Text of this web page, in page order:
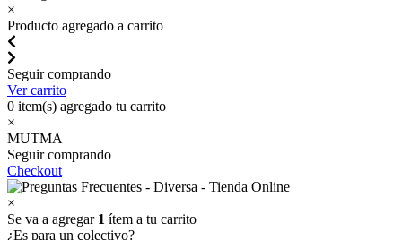
×
Producto agregado a carrito
Seguir comprando
Ver carrito
0 item(s) agregado tu carrito
×
MUTMA
Seguir comprando
Checkout
×
Se va a agregar 1 ítem a tu carrito
¿Es para un colectivo?